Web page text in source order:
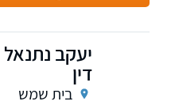
יעקב
דין
בית שמש